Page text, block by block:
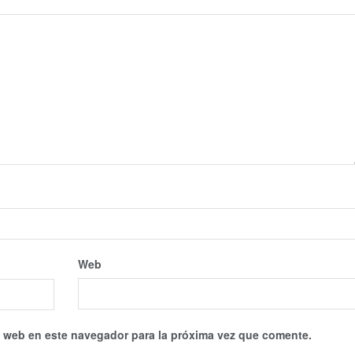
Web
en este navegador para la próxima vez que comente.